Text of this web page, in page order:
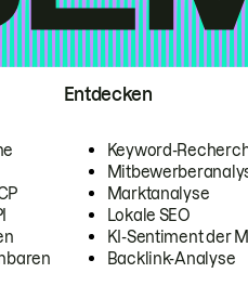
Entdecken
Keyword-
Marktanalyse
Lokale SEO
KI-Sentiment der
Backlink-Analyse